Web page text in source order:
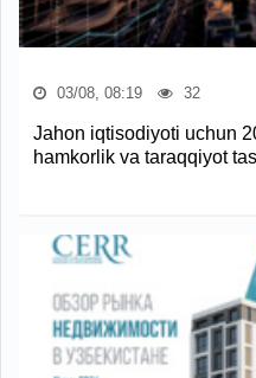
03/08, 08:19 32
Jahon iqtisodiyoti uchun
hamkorlik va taraqqiyot